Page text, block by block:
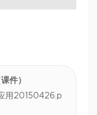
件）
用20150426.p